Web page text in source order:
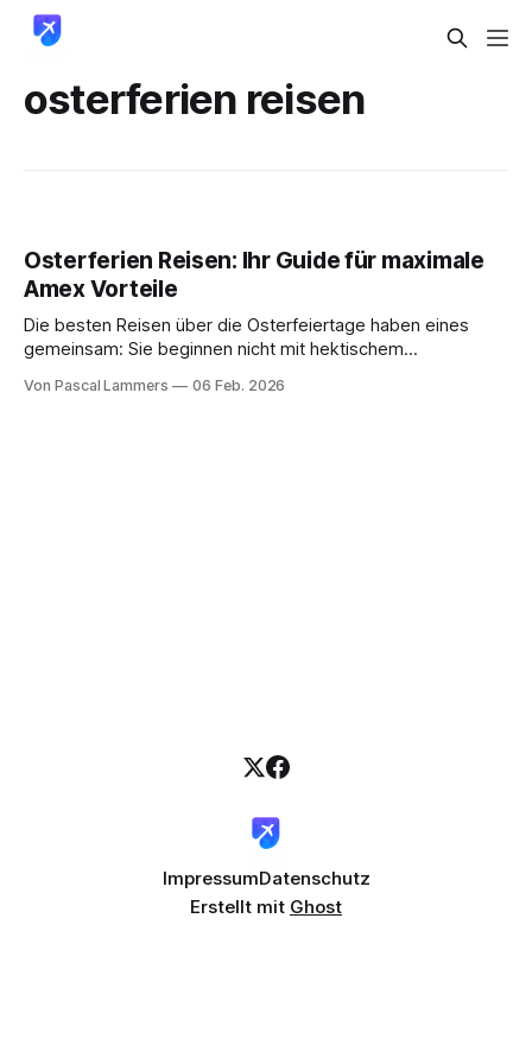
osterferien reisen
Osterferien Reisen: Ihr Guide für maximale
Amex Vorteile
Die besten Reisen über die Osterfeiertage haben eines
gemeinsam: Sie beginnen nicht mit hektischem
schon im Herbst des Vorjahres. In der Hochsaison sind die
Von Pascal Lammers 06 Feb. 2026
ImpressumDatenschutz
Erstellt mit Ghost